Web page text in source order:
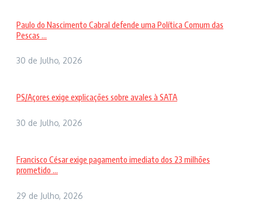
Paulo do Nascimento Cabral defende uma Política Comum das
Pescas ...
30 de Julho, 2026
PS/Açores exige explicações sobre avales à SATA
30 de Julho, 2026
Francisco César exige pagamento imediato dos 23 milhões
prometido ...
29 de Julho, 2026